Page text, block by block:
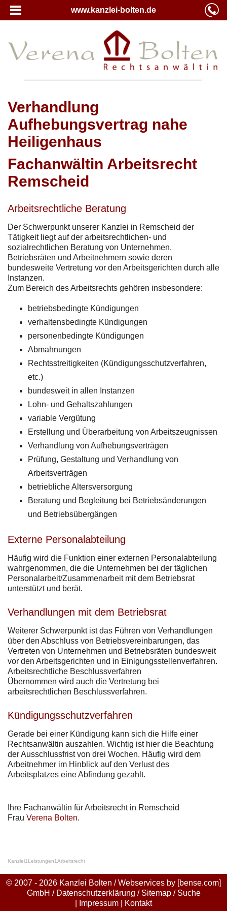
www.kanzlei-bolten.de
Verhandlung
Aufhebungsvertrag nahe
Heiligenhaus
Fachanwältin Arbeitsrecht
Remscheid
Arbeitsrechtliche Beratung
Der Schwerpunkt unserer Kanzlei in Remscheid der
Tätigkeit liegt auf der arbeitsrechtlichen- und
sozialrechtlichen Beratung von Unternehmen,
Betriebsräten und Arbeitnehmern sowie deren
bundesweite Vertretung vor den Arbeitsgerichten durch alle
Instanzen.
Zum Bereich des Arbeitsrechts gehören insbesondere:
betriebsbedingte Kündigungen
verhaltensbedingte Kündigungen
personenbedingte Kündigungen
Abmahnungen
Rechtsstreitigkeiten (Kündigungsschutzverfahren,
etc.)
bundesweit in allen Instanzen
Lohn- und Gehaltszahlungen
variable Vergütung
Erstellung und Überarbeitung von Arbeitszeugnissen
Verhandlung von Aufhebungsverträgen
Prüfung, Gestaltung und Verhandlung von
Arbeitsverträgen
betriebliche Altersversorgung
Beratung und Begleitung bei Betriebsänderungen
und Betriebsübergängen
Externe Personalabteilung
Häufig wird die Funktion einer externen Personalabteilung
wahrgenommen, die die Unternehmen bei der täglichen
Personalarbeit/Zusammenarbeit mit dem Betriebsrat
unterstützt und berät.
Verhandlungen mit dem Betriebsrat
Weiterer Schwerpunkt ist das Führen von Verhandlungen
über den Abschluss von Betriebsvereinbarungen, das
Vertreten von Unternehmen und Betriebsräten bundesweit
vor den Arbeitsgerichten und in Einigungsstellenverfahren.
Arbeitsrechtliche Beschlussverfahren
Übernommen wird auch die Vertretung bei
arbeitsrechtlichen Beschlussverfahren.
Kündigungsschutzverfahren
Gerade bei einer Kündigung kann sich die Hilfe einer
Rechtsanwältin auszahlen. Wichtig ist hier die Beachtung
der Ausschlussfrist von drei Wochen. Häufig wird dem
Arbeitnehmer im Hinblick auf den Verlust des
Arbeitsplatzes eine Abfindung gezahlt.
Ihre Fachanwältin für Arbeitsrecht in Remscheid
Frau Verena Bolten.
Kanzlei1 Leistungen1Arbeitsrecht
© 2007 - 2026 Kanzlei Bolten / Webservices by [bense.com]
GmbH / Datenschutzerklärung / Sitemap/ Suche
Impressum Kontakt